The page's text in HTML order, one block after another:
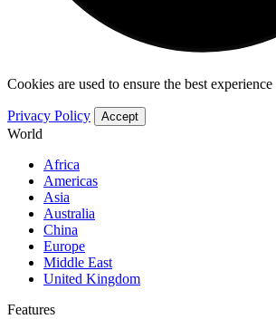
Cookies are used to ensure the best
Privacy Policy Accept
World
Africa
Americas
Asia
Australia
China
Europe
Middle East
United Kingdom
Features